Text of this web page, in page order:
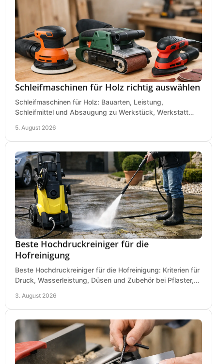
Schleifmaschinen für Holz richtig auswählen
Schleifmaschinen für Holz: Bauarten, Leistung,
Schleifmittel und Absaugung zu Werkstück, Werkstatt
5. August 2026
Beste Hochdruckreiniger für die
Hofreinigung
Beste Hochdruckreiniger für die Hofreinigung: Kriterien für
Druck, Wasserleistung, Düsen und Zubehör bei Pflaster,
3. August 2026